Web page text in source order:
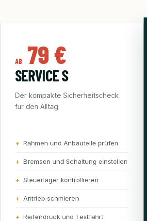
AB 79 €
SERVICE S
Der kompakte Sicherheitscheck
für den Alltag.
Rahmen und Anbauteile prüfen
Bremsen und Schaltung einstellen
Steuerlager kontrollieren
Antrieb schmieren
Reifendruck und Testfahrt